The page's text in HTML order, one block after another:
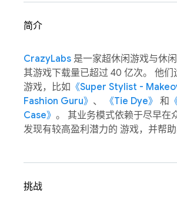
简介
CrazyLabs 是一家超休闲游戏与休闲
其游戏下载量已超过 40 亿次。 他们
游戏，比如 《Super Stylist -
Fashion Guru》 、 《Tie Dye》 和
Case》 。 其业务模式依赖于尽早在
发现有较高盈利潜力的 游戏，并帮助
挑战